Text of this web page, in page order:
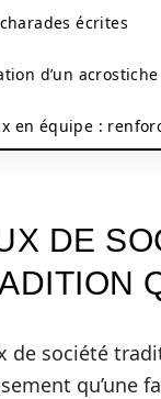
écrites
d’un acrostiche
en équipe :
DE
de société
qu’une